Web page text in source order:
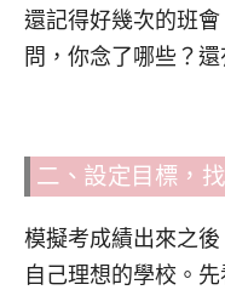
還記得好幾次的班
問，你念了哪些？
二、設定目標，
模擬考成績出來之
自己理想的學校。